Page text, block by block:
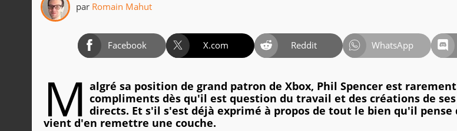
par Romain Mahut
Facebook X.com Reddit WhatsApp
M algré sa position de grand patron de Xbox, Phil Spencer est
compliments dès qu'il est question du travail et des créations de
directs. Et s'il s'est déjà exprimé à propos de tout le bien qu'il
vient d'en remettre une couche.